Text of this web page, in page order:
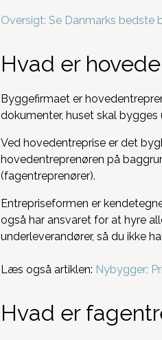
Oversigt: Se Danmarks bedste
Hvad er
Byggefirmaet er
dokumenter, huset skal bygges
Ved hovedentreprise er det
hovedentreprenøren på
(fagentreprenører).
Entrepriseformen er
også har ansvaret for at hyre
underleverandører, så du ikke
Læs også artiklen: Nybygger:
Hvad er